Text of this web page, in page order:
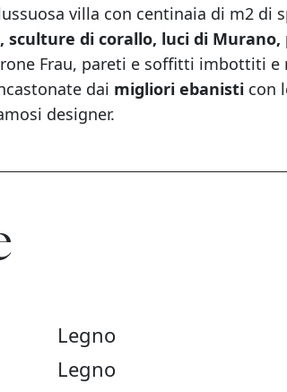
villa con centinaia di m2 di
sculture di corallo, luci di Murano,
Frau, pareti e soffitti imbottiti
dai migliori ebanisticon
designer.
Legno
Legno